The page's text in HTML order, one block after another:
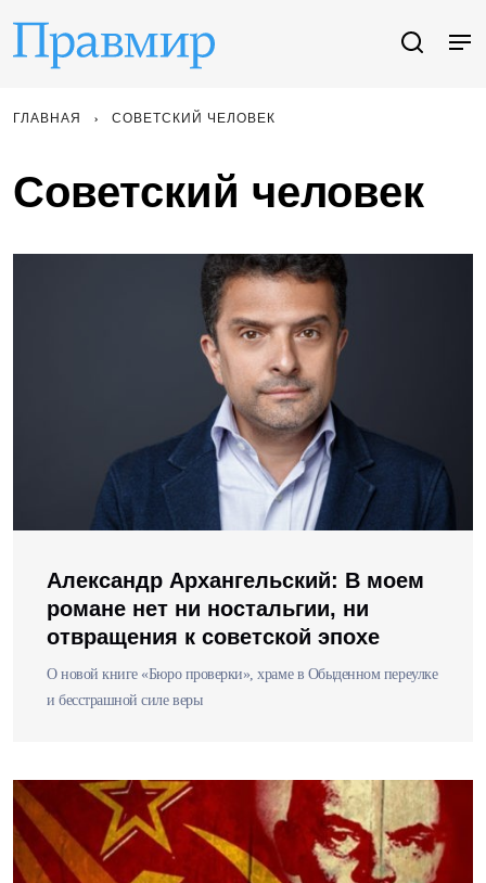
ГЛАВНАЯ СОВЕТСКИЙ ЧЕЛОВЕК
Советский человек
Александр Архангельский: В моем
романе нет ни ностальгии, ни
отвращения к советской эпохе
О новой книге «Бюро проверки», храме в Обыденном переулке
и бесстрашной силе веры